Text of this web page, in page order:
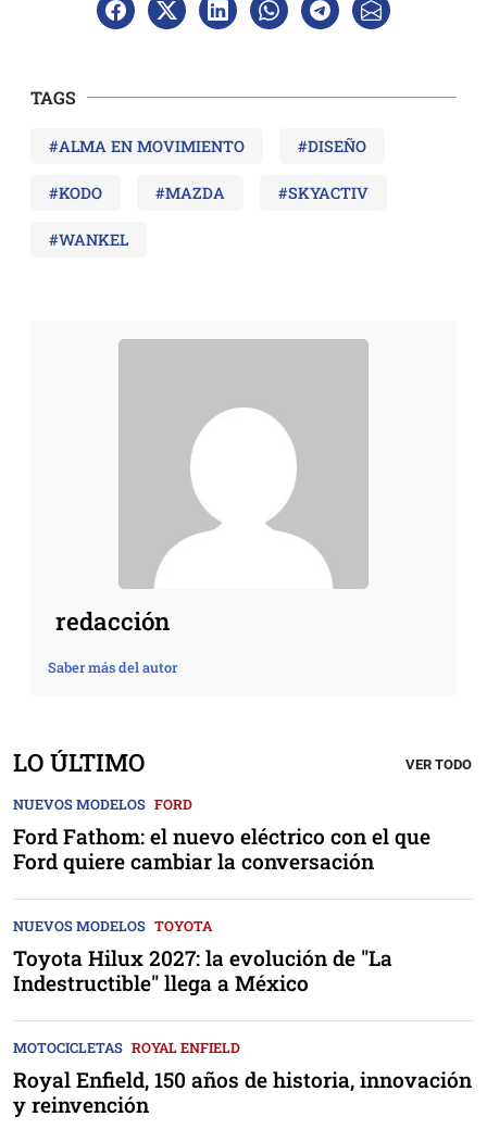
TAGS
#ALMA EN MOVIMIENTO #DISEÑO
#KODO #MAZDA #SKYACTIV
#WANKEL
redacción
Saber más del autor
LO ÚLTIMO VER TODO
NUEVOS MODELOS FORD
Ford Fathom: el nuevo eléctrico con el que
Ford quiere cambiar la conversación
NUEVOS MODELOS TOYOTA
Toyota Hilux 2027: la evolución de "La
Indestructible" llega a México
MOTOCICLETAS ROYAL ENFIELD
Royal Enfield, 150 años de historia, innovación
y reinvención